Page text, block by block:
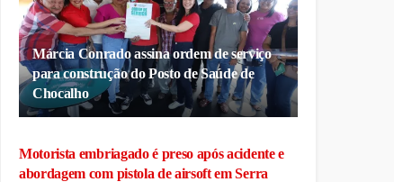
Márcia Conrado assina ordem de serviço
para construção do Posto de Saúde de
Chocalho
Motorista embriagado é preso após acidente e
abordagem com pistola de airsoft em Serra